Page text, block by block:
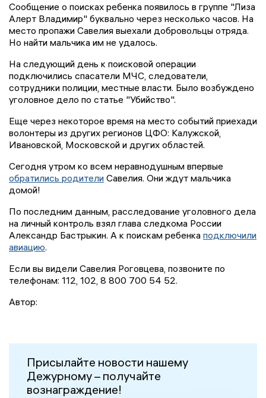
Сообщение о поисках ребенка появилось в группе "Лиза
Алерт Владимир" буквально через несколько часов. На
место пропажи Савелия выехали добровольцы отряда.
Но найти мальчика им не удалось.
На следующий день к поисковой операции
подключились спасатели МЧС, следователи,
сотрудники полиции, местные власти. Было возбуждено
уголовное дело по статье "Убийство".
Еще через некоторое время на место событий приехади
волонтеры из других регионов ЦФО: Калужской,
Ивановской, Московской и других областей.
Сегодня утром ко всем неравнодушным впервые
обратились родители Савелия. Они ждут мальчика
домой!
По последним данным, расследование уголовного дела
на личный контроль взял глава следкома России
Александр Бастрыкин. А к поискам ребенка подключили
авиацию.
Если вы видели Савелия Роговцева, позвоните по
телефонам: 112, 102, 8 800 700 54 52.
Автор:
Присылайте новости нашему
Дежурному – получайте
вознаграждение!